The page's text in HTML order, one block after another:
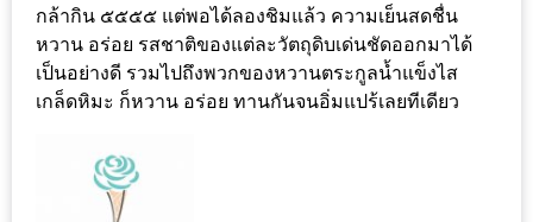
ชาติ
2557
ร้าน
กระทะ
ทั่ว
กล้ากิน ๕๕๕๕ แต่พอได้ลองชิมแล้ว ความเย็นสดชื่น
หวาน อร่อย รสชาติของแต่ละวัตถุดิบเด่นชัดออกมาได้
เป็นอย่างดี รวมไปถึงพวกของหวานตระกูลน้ำแข็งไส
เกล็ดหิมะ ก็หวาน อร่อย ทานกันจนอิ่มแปร้เลยทีเดียว